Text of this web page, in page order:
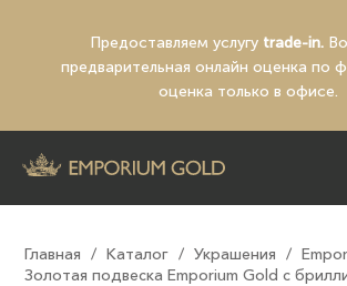
Предоставляем услугу trade-in.
предварительная онлайн оценка по
оценка только в офисе.
Главная / Каталог / Украшения /
Золотая подвеска Emporium Gold с